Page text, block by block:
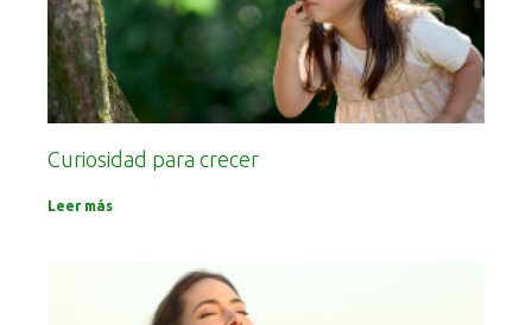
Curiosidad para crecer
Leer más